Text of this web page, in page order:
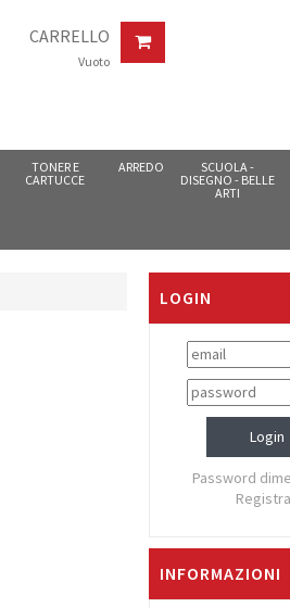
CARRELLO
Vuoto
TONER E
CARTUCCE
ARREDO
SCUOLA -
DISEGNO - BELLE
ARTI
LOGIN
Password
INFORMAZIONI